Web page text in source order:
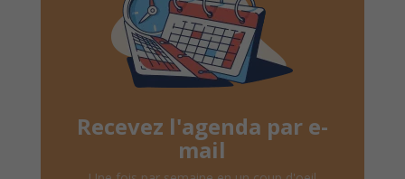
Recevez l'agenda par e-
mail